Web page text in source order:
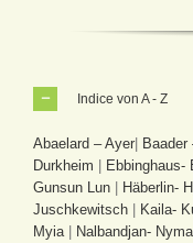
Indice von A - Z
Abaelard – Ayer Baader
Durkheim
Ebbinghaus-
Gunsun Lun
Häberlin-
Juschkewitsch
Kaila-
Myia
Nalbandjan-